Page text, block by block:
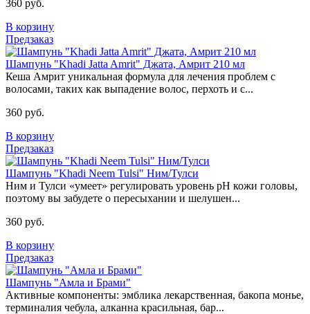
360 руб.
В корзину
Предзаказ
Шампунь "Khadi Jatta Amrit" Джата, Амрит 210 мл
Кеша Амрит уникальная формула для лечения проблем с
волосами, таких как выпадение волос, перхоть и с...
360 руб.
В корзину
Предзаказ
Шампунь "Khadi Neem Tulsi" Ним/Тулси
Ним и Тулси «умеет» регулировать уровень pH кожи головы,
поэтому вы забудете о пересыхании и шелушен...
360 руб.
В корзину
Предзаказ
Шампунь "Амла и Брами"
Активные компоненты: эмблика лекарственная, бакопа монье,
терминалия чебула, алканна красильная, бар...